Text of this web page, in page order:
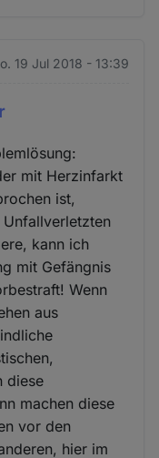
19 Jul 2018 - 13:39
mit Herzinfarkt
ist,
kann ich
mit Gefängnis
Wenn
aus
diese
machen diese
vor den
hier im